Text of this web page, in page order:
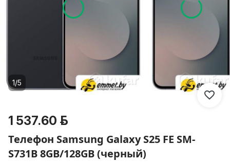
1/5
1 537.60 р.
Телефон Samsung Galaxy S25 FE SM-
S731B 8GB/128GB (черный)